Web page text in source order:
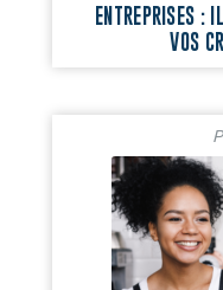
ENTREPRISES :
VOS